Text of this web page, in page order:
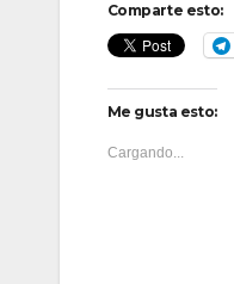
Comparte esto:
Me gusta esto:
Cargando...